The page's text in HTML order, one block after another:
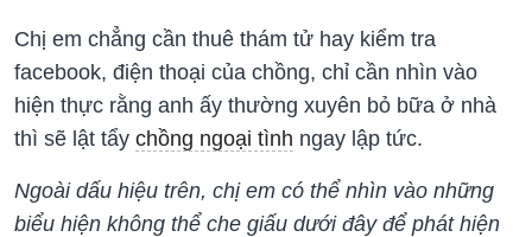
Chị em chẳng cần thuê thám tử hay kiểm tra
facebook, điện thoại của chồng, chỉ cần nhìn vào
hiện thực rằng anh ấy thường xuyên bỏ bữa ở nhà
thì sẽ lật tẩy chồng ngoại tình ngay lập tức.
Ngoài dấu hiệu trên, chị em có thể nhìn vào những
biểu hiện không thể che giấu dưới đây để phát hiện